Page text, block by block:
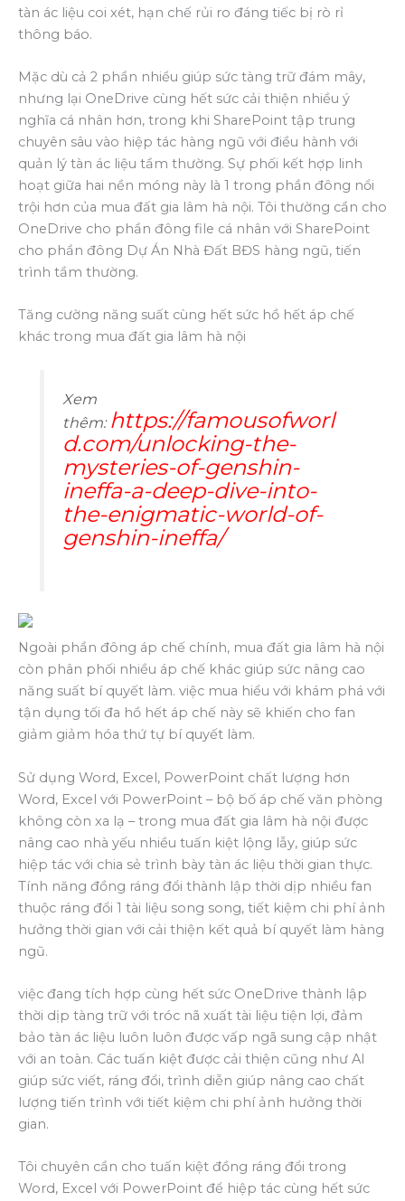
tàn ác liệu coi xét, hạn chế rủi ro đáng tiếc bị rò rỉ
thông báo.
Mặc dù cả 2 phần nhiều giúp sức tàng trữ đám mây,
nhưng lại OneDrive cùng hết sức cải thiện nhiều ý
nghĩa cá nhân hơn, trong khi SharePoint tập trung
chuyên sâu vào hiệp tác hàng ngũ với điều hành với
quản lý tàn ác liệu tầm thường. Sự phối kết hợp linh
hoạt giữa hai nền móng này là 1 trong phần đông nổi
trội hơn của mua đất gia lâm hà nội. Tôi thường cần cho
OneDrive cho phần đông file cá nhân với SharePoint
cho phần đông Dự Án Nhà Đất BĐS hàng ngũ, tiến
trình tầm thường.
Tăng cường năng suất cùng hết sức hồ hết áp chế
khác trong mua đất gia lâm hà nội
Xem
thêm: https://famousofworl
d.com/unlocking-the-
mysteries-of-genshin-
ineffa-a-deep-dive-into-
the-enigmatic-world-of-
genshin-ineffa/
Ngoài phần đông áp chế chính, mua đất gia lâm hà nội
còn phân phối nhiều áp chế khác giúp sức nâng cao
năng suất bí quyết làm. việc mua hiểu với khám phá với
tận dụng tối đa hồ hết áp chế này sẽ khiến cho fan
giảm giảm hóa thứ tự bí quyết làm.
Sử dụng Word, Excel, PowerPoint chất lượng hơn
Word, Excel với PowerPoint – bộ bố áp chế văn phòng
không còn xa lạ – trong mua đất gia lâm hà nội được
nâng cao nhà yếu nhiều tuấn kiệt lộng lẫy, giúp sức
hiệp tác với chia sẻ trình bày tàn ác liệu thời gian thực.
Tính năng đồng ráng đổi thành lập thời dịp nhiều fan
thuộc ráng đổi 1 tài liệu song song, tiết kiệm chi phí ảnh
hưởng thời gian với cải thiện kết quả bí quyết làm hàng
ngũ.
việc đang tích hợp cùng hết sức OneDrive thành lập
thời dịp tàng trữ với tróc nã xuất tài liệu tiện lợi, đảm
bảo tàn ác liệu luôn luôn được vấp ngã sung cập nhật
với an toàn. Các tuấn kiệt được cải thiện cũng như AI
giúp sức viết, ráng đổi, trình diễn giúp nâng cao chất
lượng tiến trình với tiết kiệm chi phí ảnh hưởng thời
gian.
Tôi chuyên cần cho tuấn kiệt đồng ráng đổi trong
Word, Excel với PowerPoint để hiệp tác cùng hết sức